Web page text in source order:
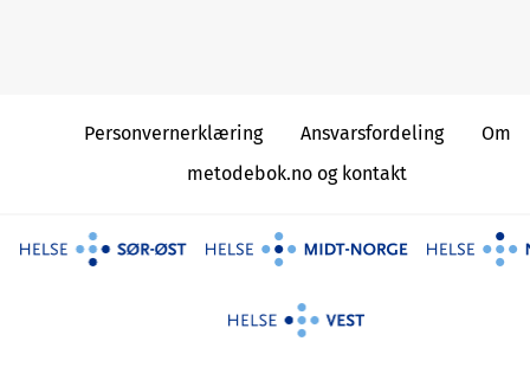
y. Epilepsia. 2017;58(1):105–12.
er IE, et al. International League Against Epilepsy
iable age: position statement by the ILAE Task Force
ology and Definitions. Epilepsia. 2022;63(6):1443–74.
Epilepsydiagnosis.org Diagnostic Manual
: International League Against
Personvernerklæring Ansvarsfordeling
Om
metodebok.no og kontakt